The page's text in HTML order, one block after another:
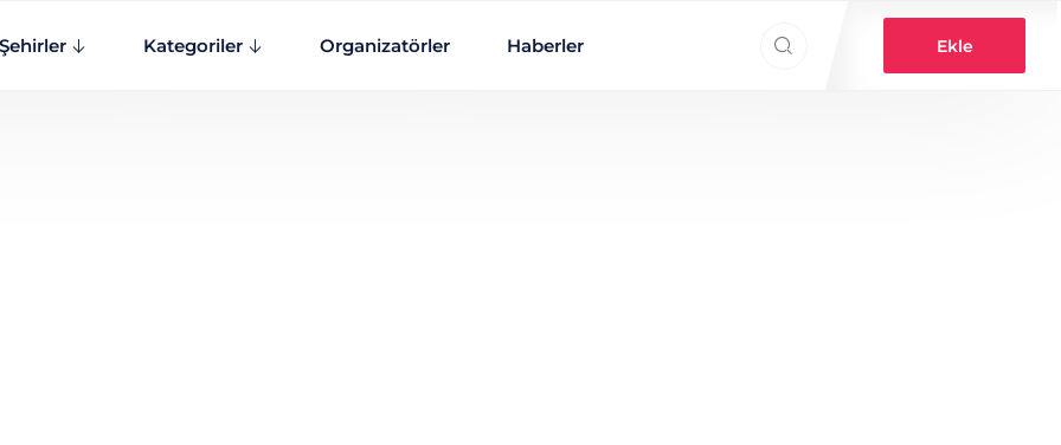
Şehirler Kategoriler Organizatörler Haberler Ekle
Search everything...